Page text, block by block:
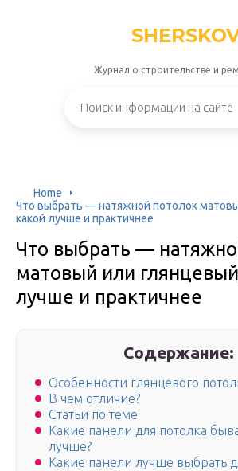
Журнал о строительстве и
Home
Что выбрать — натяжной потолок
какой лучше и практичнее
Что выбрать —
матовый или
лучше и практичнее
Содержание:
Особенности глянцевого
В чем отличие?
Статьи по теме
Какие панели для потолка
лучше?
Какие панели лучше выбрать